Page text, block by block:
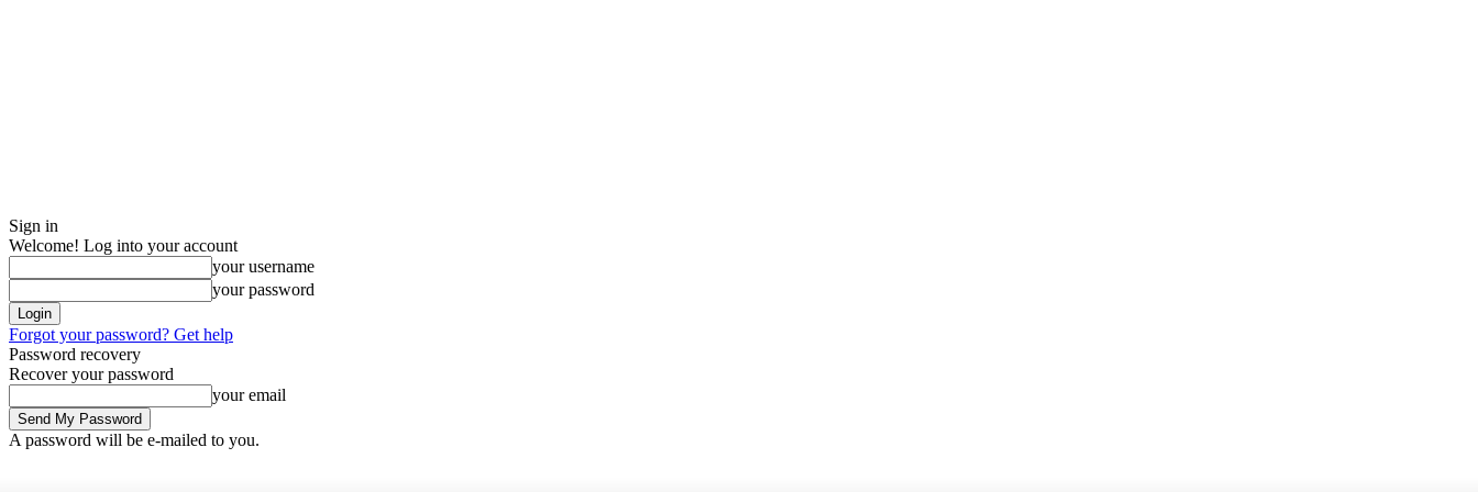
Sign in
Welcome! Log into your account
your username
your password
Forgot your password? Get help
Password recovery
Recover your password
your email
A password will be e-mailed to you.